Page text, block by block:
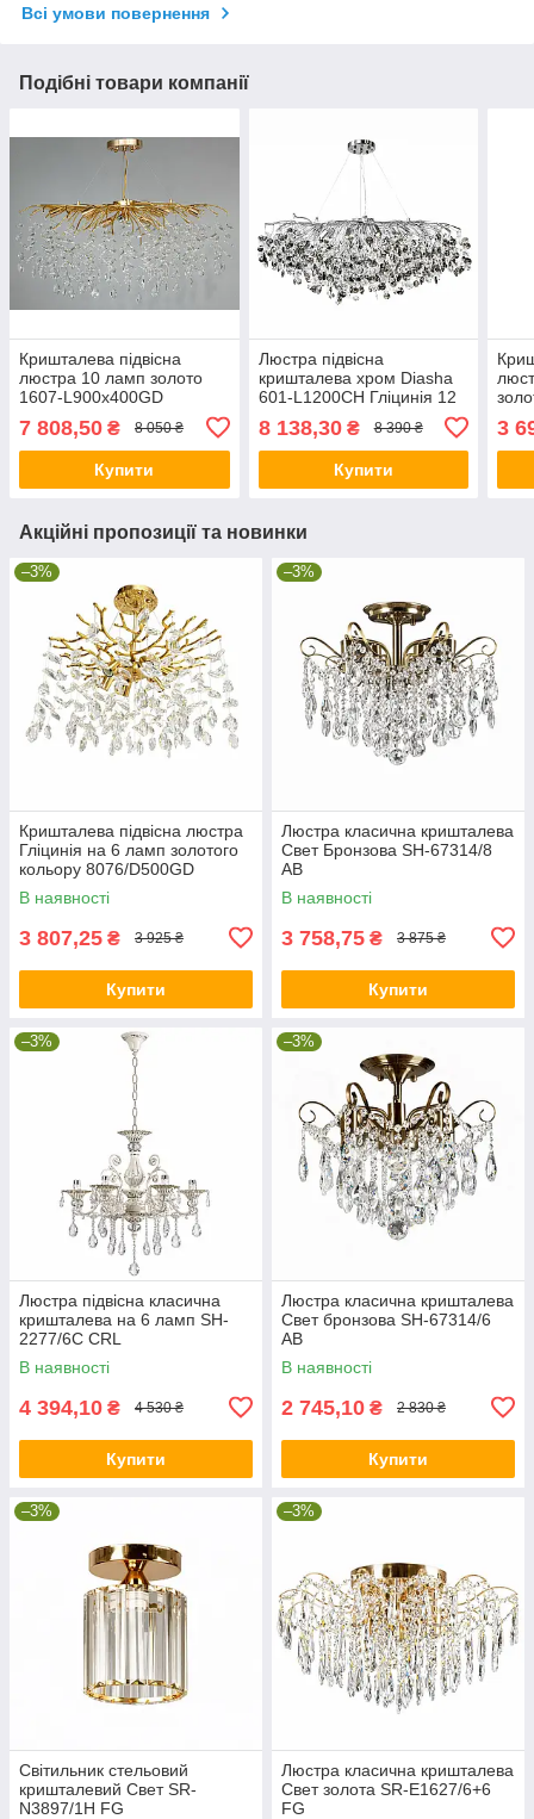
Всі умови повернення
Подібні товари компанії
Кришталева підвісна
люстра 10 ламп золото
1607-L900x400GD
7 808,50 ₴ 8 050 ₴
Купити
Люстра підвісна
кришталева хром Diasha
601-L1200CH Гліцинія 12
форма на тросах
8 138,30₴ 8 390 ₴
Купити
3
Акційні пропозиції та новинки
–3%
Кришталева підвісна люстра
Гліцинія на 6 ламп золотого
кольору 8076/D500GD
В наявності
3 807,25 ₴ 3 925 ₴
Купити
–3%
Люстра класична кришталева
Свет Бронзова SH-67314/8
AB
В наявності
3 758,75 ₴ 3 875 ₴
Купити
–3%
Люстра підвісна класична
кришталева на 6 ламп SH-
2277/6C CRL
В наявності
4 394,10 ₴ 4 530 ₴
Купити
–3%
Люстра класична кришталева
Свет бронзова SH-67314/6
AB
В наявності
2 745,10 ₴ 2 830 ₴
Купити
–3%
Світильник стельовий
кришталевий Свет SR-
N3897/1H FG
–3%
Люстра класична кришталева
Свет золота SR-E1627/6+6
FG